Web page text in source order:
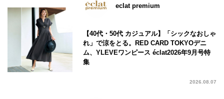
eclat premium
【40代・50代 カジュアル】「シックなおしゃ
れ」で涼をとる。RED CARD TOKYOデニ
ム、YLEVEワンピース éclat2026年9月号特
集
2026.08.07